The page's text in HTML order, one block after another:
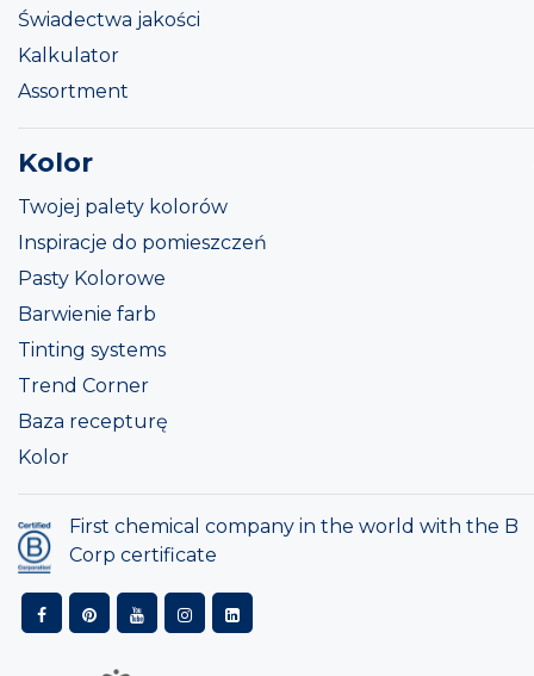
Świadectwa jakości
Kalkulator
Assortment
Kolor
Twojej palety kolorów
Inspiracje do pomieszczeń
Pasty Kolorowe
Barwienie farb
Tinting systems
Trend Corner
Baza recepturę
Kolor
First chemical company in the world with the B
Corp certificate